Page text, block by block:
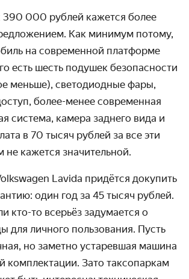
390 000 рублей кажется более
Как минимум потому,
на современной платформе
есть шесть подушек безопасности
меньше), светодиодные фары,
более-менее современная
система, камера заднего вида и
в 70 тысяч рублей за все эти
не кажется значительной.
Lavida придётся докупить
один год за 45 тысяч рублей.
кто-то всерьёз задумается о
для личного пользования. Пусть
но заметно устаревшая машина
комплектации. Зато таксопаркам